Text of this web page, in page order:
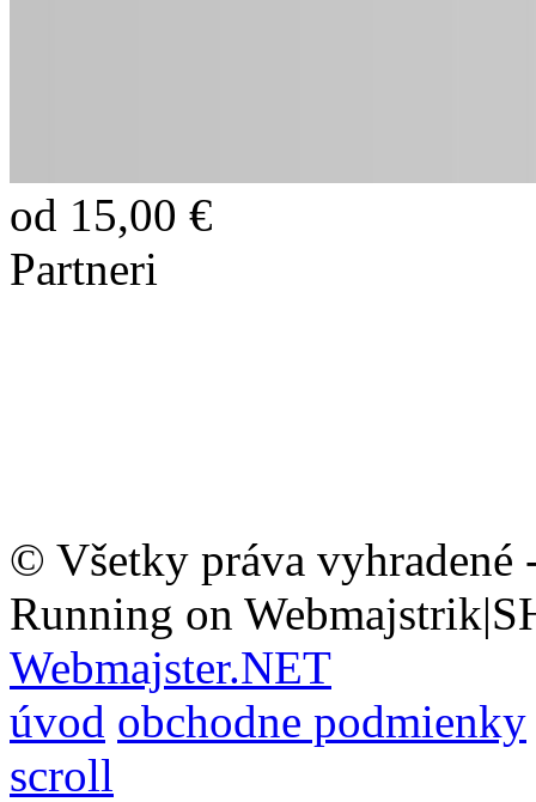
od 15,00 €
Partneri
© Všetky práva vyhradené
Running on
Webmajster.NET
úvod obchodne podmienky
scroll